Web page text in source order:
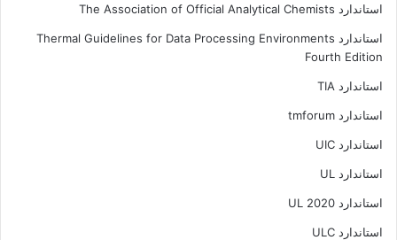
استاندارد The Association of Official Analytical Chemists
استاندارد Thermal Guidelines for Data Processing Environments
Fourth Edition
استاندارد TIA
استاندارد tmforum
استاندارد UIC
استاندارد UL
استاندارد UL 2020
استاندارد ULC